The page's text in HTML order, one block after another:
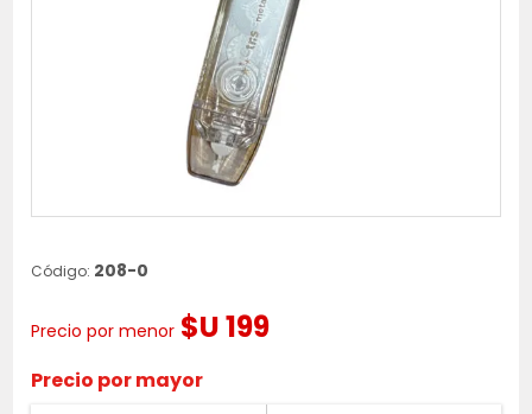
Código: 208-0
Precio por menor $U 199
Precio por mayor